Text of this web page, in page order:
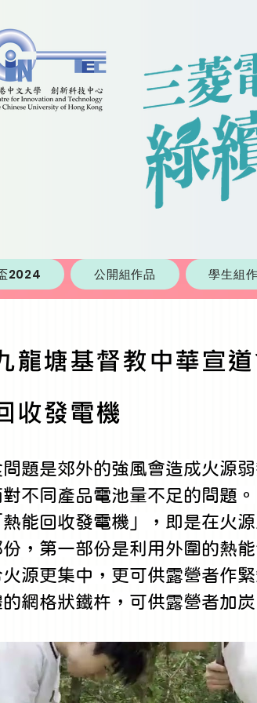
2024 公開組作品 學生組
龍塘基督教中華宣
收發電機
題是郊外的強風會造成火源
不同產品電池量不足的問題。
能回收發電機」，即是在火
，第一部份是利用外圍的熱
源更集中，更可供露營者作
網格狀鐵杵，可供露營者加炭